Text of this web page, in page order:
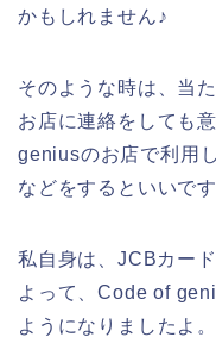
かもしれません♪
そのような時は、当
お店に連絡をしても
geniusのお店で利用
などをするといいで
私自身は、JCBカー
よって、Code of
ようになりましたよ。